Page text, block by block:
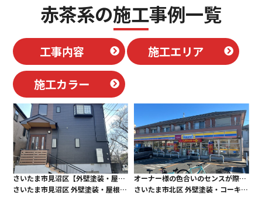
赤茶系の施工事例一覧
工事内容
施工エリア
施工カラー
さいたま市見沼区【外壁塗装・屋根塗装】旦那様の色合いのセンスが光る仕上がりに！
さいたま市見沼区 外壁塗装・屋根塗装・付帯部塗装・ベランダ防水
オーナー様の色合いのセンスが際立つ仕上がりに！
さいたま市北区 外壁塗装・コーキング工事・付帯部塗装・玄関扉ダイノックシート貼り